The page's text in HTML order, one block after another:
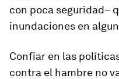
con poca seguridad–
inundaciones en
Confiar en las
contra el hambre no